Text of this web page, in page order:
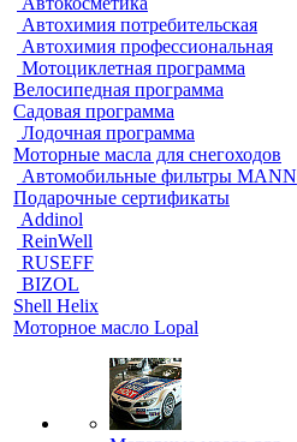
Автохимия потребительская
Автохимия профессиональная
Мотоциклетная программа
Велосипедная программа
Садовая программа
Лодочная программа
Моторные масла для снегоходов
Автомобильные фильтры MANN
Подарочные сертификаты
Addinol
ReinWell
RUSEFF
BIZOL
Shell Helix
Моторное масло Lopal